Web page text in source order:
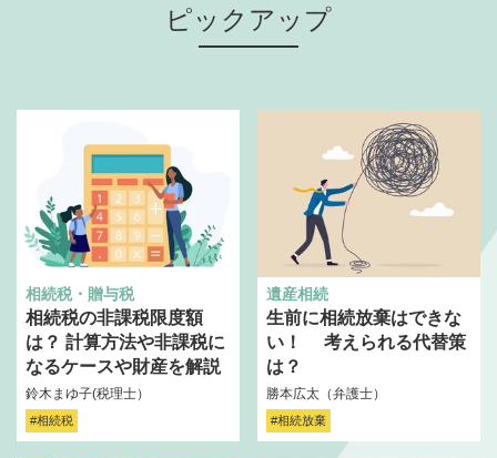
ピックアップ
相続税・贈与税
相続税の非課税限度額
は？ 計算方法や非課税に
なるケースや財産を解説
鈴木まゆ子(税理士）
#相続税
遺産相続
生前に相続放棄はできな
い！ 考えられる代替策
は？
勝本広太（弁護士）
#相続放棄